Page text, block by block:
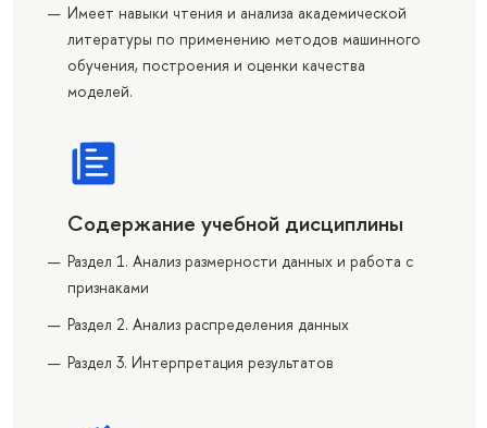
Имеет навыки чтения и анализа академической
литературы по применению методов машинного
обучения, построения и оценки качества
моделей.
Содержание учебной дисциплины
Раздел 1. Анализ размерности данных и работа с
признаками
Раздел 2. Анализ распределения данных
Раздел 3. Интерпретация результатов